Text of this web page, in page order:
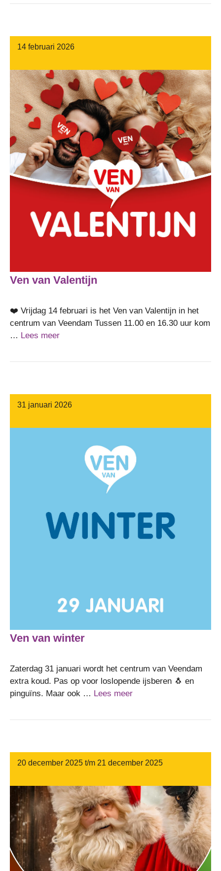
14 februari 2026
Ven van Valentijn
❤️ Vrijdag 14 februari is het Ven van Valentijn in het
centrum van Veendam Tussen 11.00 en 16.30 uur kom
… Lees meer
31 januari 2026
Ven van winter
Zaterdag 31 januari wordt het centrum van Veendam
extra koud. Pas op voor loslopende ijsberen 🐧 en
pinguïns. Maar ook … Lees meer
20 december 2025 t/m 21 december 2025